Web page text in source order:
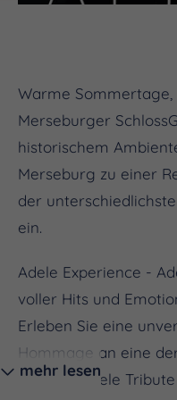
Warme
Merseburger
historischem
Merseburg zu einer
der
ein.
Adele Experience -
voller Hits und
Erleben Sie eine
Hommage an eine
Zeit! Die Adele
mehr lesen